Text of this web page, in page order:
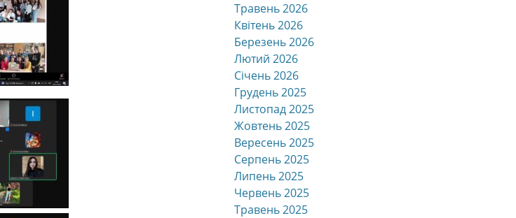
Травень 2026
Квітень 2026
Березень 2026
Лютий 2026
Січень 2026
Грудень 2025
Листопад 2025
Жовтень 2025
Вересень 2025
Серпень 2025
Липень 2025
Червень 2025
Травень 2025